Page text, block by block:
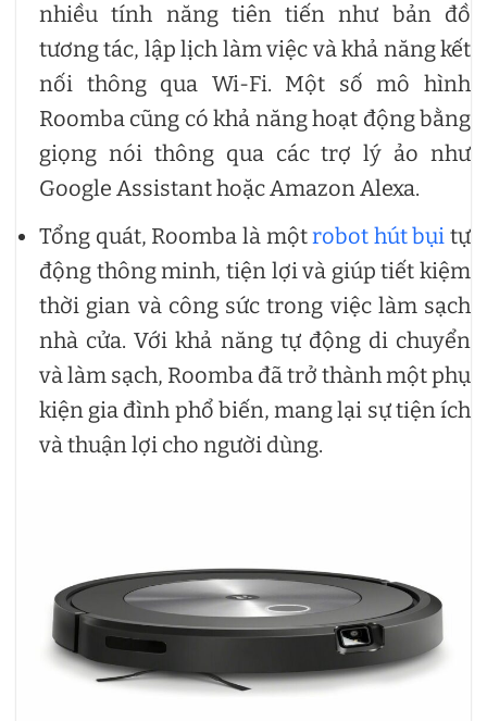
nhiều tính năng tiên tiến như bản đồ
tương tác, lập lịch làm việc và khả năng kết
nối thông qua Wi-Fi. Một số mô hình
Roomba cũng có khả năng hoạt động bằng
giọng nói thông qua các trợ lý ảo như
Google Assistant hoặc Amazon Alexa.
Tổng quát, Roomba là mộtrobot hút bụi tự
động thông minh, tiện lợi và giúp tiết kiệm
thời gian và công sức trong việc làm sạch
nhà cửa. Với khả năng tự động di chuyển
và làm sạch, Roomba đã trở thành một phụ
kiện gia đình phổ biến, mang lại sự tiện ích
và thuận lợi cho người dùng.